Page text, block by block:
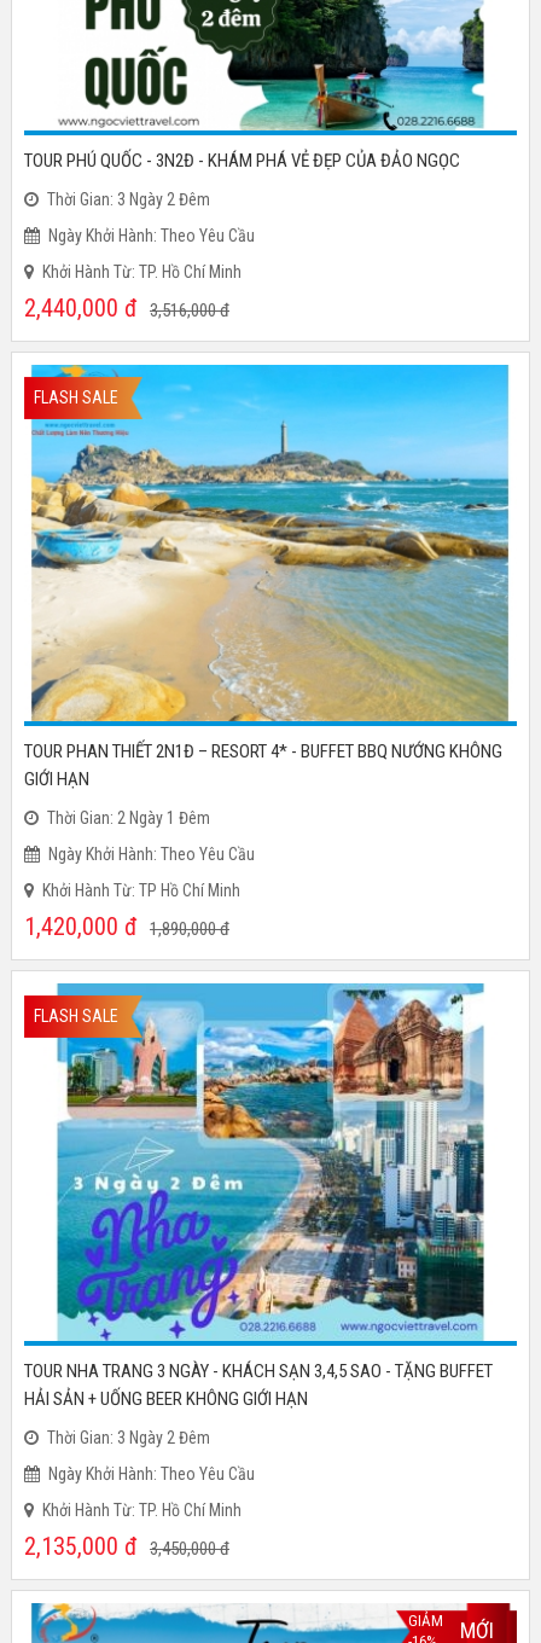
TOUR PHÚ QUỐC - 3N2Đ - KHÁM PHÁ VẺ ĐẸP CỦA ĐẢO NGỌC
Thời Gian: 3 Ngày 2 Đêm
Ngày Khởi Hành: Theo Yêu Cầu
Khởi Hành Từ: TP. Hồ Chí Minh
2,440,000 đ 3,516,000đ
FLASH SALE
TOUR PHAN THIẾT 2N1Đ – RESORT 4* - BUFFET BBQ NƯỚNG KHÔNG
GIỚI HẠN
Thời Gian: 2 Ngày 1 Đêm
Ngày Khởi Hành: Theo Yêu Cầu
Khởi Hành Từ: TP Hồ Chí Minh
1,420,000 đ 1,890,000đ
FLASH SALE
TOUR NHA TRANG 3 NGÀY - KHÁCH SẠN 3,4,5 SAO - TẶNG BUFFET
HẢI SẢN + UỐNG BEER KHÔNG GIỚI HẠN
Thời Gian: 3 Ngày 2 Đêm
Ngày Khởi Hành: Theo Yêu Cầu
Khởi Hành Từ: TP. Hồ Chí Minh
2,135,000 đ 3,450,000đ
GIẢM
MỚI